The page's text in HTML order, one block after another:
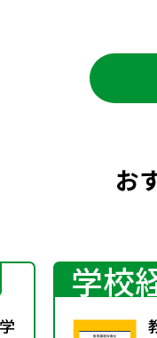
お
学校